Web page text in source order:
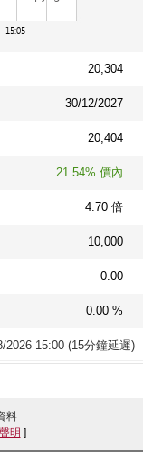
20,304
30/12/2027
20,404
21.54% 價內
4.70 倍
10,000
0.00
0.00 %
2026 15:00 (15分鐘延遲)
料
明 ]